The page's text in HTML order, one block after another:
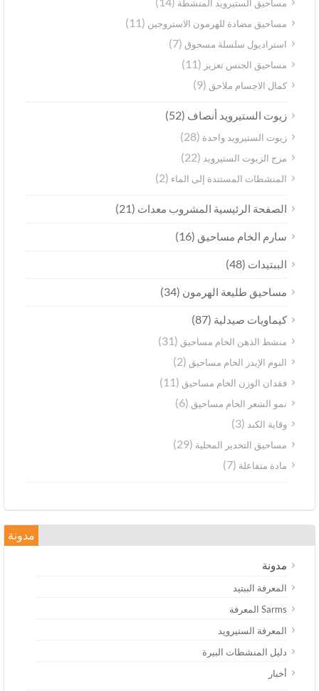
مساحيق الستيرويد المنشطة
مساحيق مضادة للهرمون الاستروجين(11)
استراديول سلسلة مسحوق(7)
مساحيق الجنس تعزيز (11)
كمال الاجسام ملاحق(9)
زيوت الستيرويد أنصاف(52)
زيوت الستيرويد واحدة(28)
مزج الزيوت الستيرويد(22)
المنشطات المستندة إلى الماء(2)
الصفحة الرئيسية المشروب معدات(21)
سارم الخام مساحيق(16)
الببتيدات(48)
مساحيق طليعة الهرمون(34)
كيماويات صيدلية(87)
منشط الذهن الخام مساحيق(31)
النوم الإيدز الخام مساحيق(2)
فقدان الوزن الخام مساحيق(11)
نمو الشعر الخام مساحيق(6)
وقاية الكبد(3)
مساحيق التخدير المحلية(29)
مادة متفاعلة(7)
مدونة
مدونة
المعرفة الببتيد
Sarms المعرفة
المعرفة الستيرويد
دليل المنشطات البيرة
أخبار